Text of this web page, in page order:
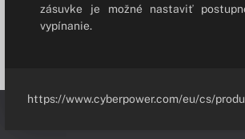
zásuvke je možné nastaviť
vypínanie.
https://www.cyberpower.com/eu/cs/